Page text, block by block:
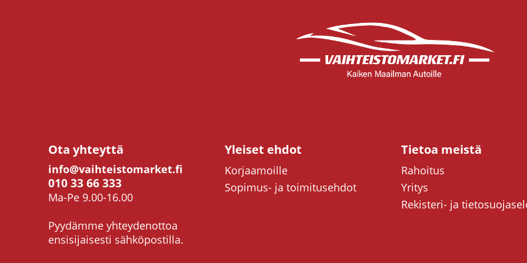
Ota yhteyttä
info@vaihteistomarket.fi
010 33 66 333
Ma-Pe 9.00-16.00
Pyydämme yhteydenottoa
ensisijaisesti sähköpostilla.
Yleiset ehdot
Korjaamoille
Sopimus- ja toimitusehdot
Tietoa meistä
Rahoitus
Yritys
Rekisteri- ja